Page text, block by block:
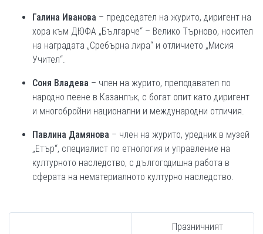
Галина Иванова – председател на журито, диригент на
хора към ДЮФА „Българче“ – Велико Търново, носител
на наградата „Сребърна лира“ и отличието „Мисия
Учител“.
Соня Владева – член на журито, преподавател по
народно пеене в Казанлък, с богат опит като диригент
и многобройни национални и международни отличия.
Павлина Дамянова – член на журито, уредник в музей
„Етър“, специалист по етнология и управление на
културното наследство, с дългогодишна работа в
сферата на нематериалното културно наследство.
Празничният